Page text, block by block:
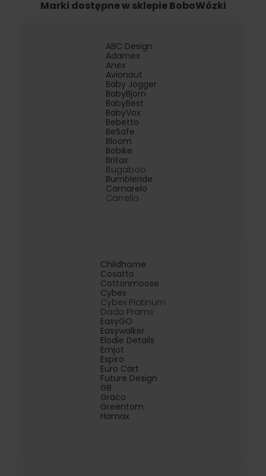
Marki dostępne w sklepie BoboWózki
ABC Design
Adamex
Anex
Avionaut
Baby Jogger
BabyBjorn
BabyBest
BabyVox
Bebetto
BeSafe
Bloom
Bobike
Britax
Bugaboo
Bumbleride
Camarelo
Carrello
Childhome
Cosatto
Cottonmoose
Cybex
Cybex Platinum
Dada Prams
EasyGO
Easywalker
Elodie Details
Emjot
Espiro
Euro Cart
Future Design
GB
Graco
Greentom
Hamax